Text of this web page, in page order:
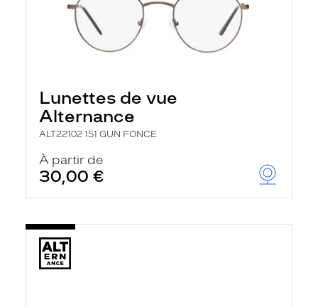
Lunettes de vue
Alternance
ALT22102 151 GUN FONCE
À partir de
30,00 €